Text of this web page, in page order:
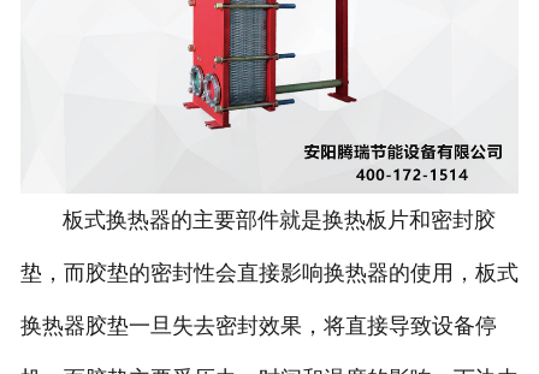
板式换热器的主要部件就是换热板片和密封胶
垫，而胶垫的密封性会直接影响换热器的使用，板式
换热器胶垫一旦失去密封效果，将直接导致设备停